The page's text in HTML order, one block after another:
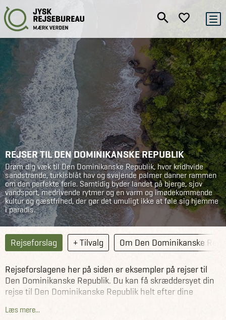
REJSER TIL DEN DOMINIKANSKE REPUBLIK
Drøm dig væk til Den Dominikanske Republik, hvor kridhvide
sandstrande, turkisblåt hav og svajende palmer danner rammen
om den perfekte ferie. Samtidig byder landet på bjerge, sjov
vandsport, medrivende rytmer og en varm og imødekommende
kultur og gæstfrihed, der gør det umuligt ikke at føle sig hjemme
i paradis.
Rejseforslag + Tilvalg Om Den Dominikanske
Rejseforslagene her på siden er eksempler på rejser til
Den Dominikanske Republik. Du kan få skræddersyet din
rejse til Den Dominikanske Republik helt efter dine
Jysk Rejsebureaus rejseeksperter har sammensat, eller
Læs mere...